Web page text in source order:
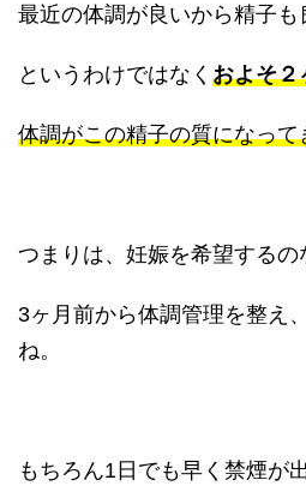
最近の体調が良いから精子も
というわけではなく およそ２
体調がこの精子の質になって
つまりは、妊娠を希望するの
3ヶ月前から体調管理を整え
ね。
もちろん1日でも早く禁煙が